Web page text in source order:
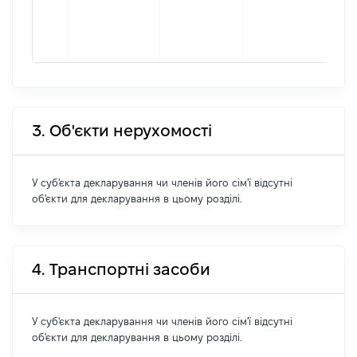
3. Об'єкти нерухомості
У суб'єкта декларування чи членів його сім'ї відсутні
об'єкти для декларування в цьому розділі.
4. Транспортні засоби
У суб'єкта декларування чи членів його сім'ї відсутні
об'єкти для декларування в цьому розділі.